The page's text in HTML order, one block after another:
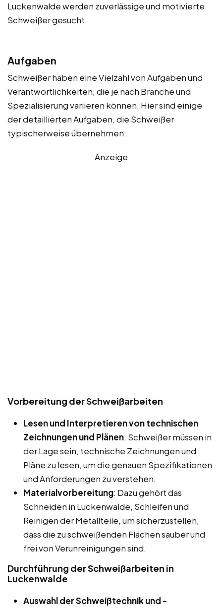
Luckenwalde werden zuverlässige und motivierte
Schweißer gesucht.
Aufgaben
Schweißer haben eine Vielzahl von Aufgaben und
Verantwortlichkeiten, die je nach Branche und
Spezialisierung variieren können. Hier sind einige
der detaillierten Aufgaben, die Schweißer
typischerweise übernehmen:
Anzeige
Vorbereitung der Schweißarbeiten
Lesen und Interpretieren von technischen
Zeichnungen und Plänen: Schweißer müssen in
der Lage sein, technische Zeichnungen und
Pläne zu lesen, um die genauen Spezifikationen
und Anforderungen zu verstehen.
Materialvorbereitung: Dazu gehört das
Schneiden in Luckenwalde, Schleifen und
Reinigen der Metallteile, um sicherzustellen,
dass die zu schweißenden Flächen sauber und
frei von Verunreinigungen sind.
Durchführung der Schweißarbeiten in
Luckenwalde
Auswahl der Schweißtechnik und -